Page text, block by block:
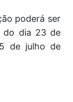
poderá ser
do dia 23 de
de julho de